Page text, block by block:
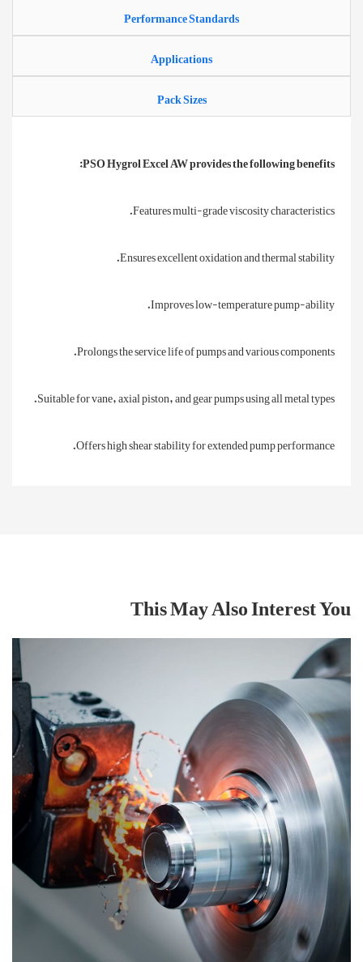
Performance Standards
Applications
Pack Sizes
PSO Hygrol Excel AW provides the following benefits:
Features multi-grade viscosity characteristics.
Ensures excellent oxidation and thermal stability.
Improves low-temperature pump-ability.
Prolongs the service life of pumps and various components.
Suitable for vane, axial piston, and gear pumps using all metal types.
Offers high shear stability for extended pump performance.
This May Also Interest You